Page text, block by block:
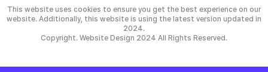
This website uses cookies to ensure you get the best experience on our
website. Additionally, this website is using the latest version updated in
2024.
Copyright. Website Design 2024 All Rights Reserved.